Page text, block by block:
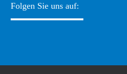
Folgen Sie uns auf: